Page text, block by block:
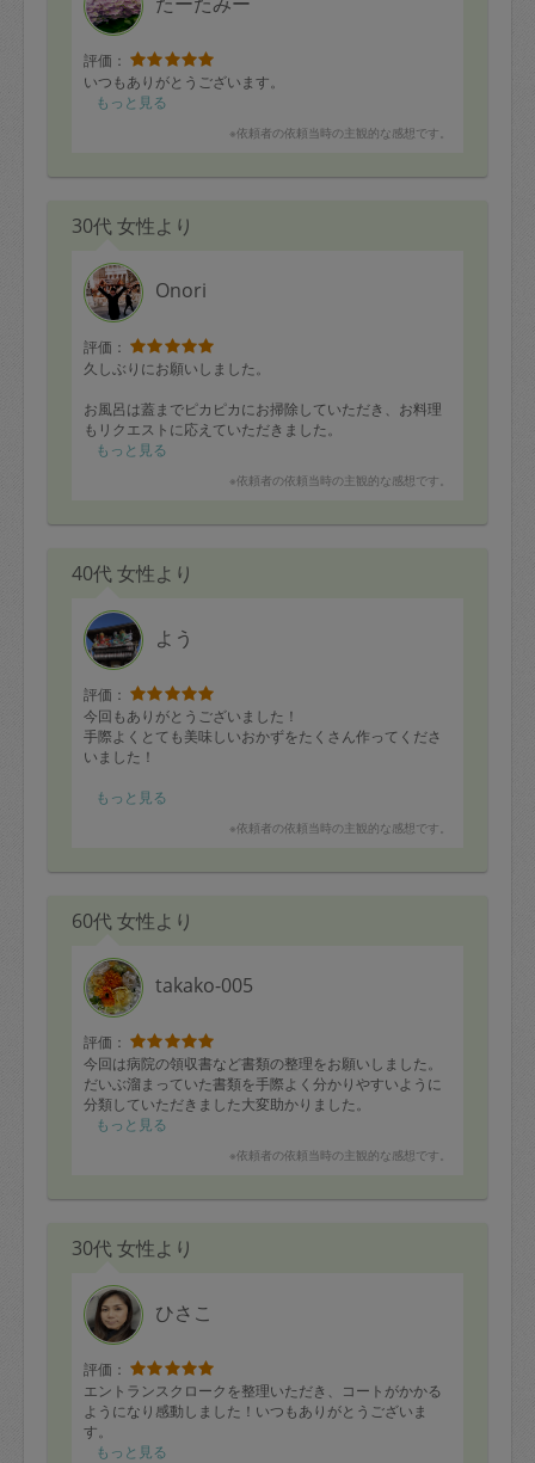
評価：
いつもありがとうございます。
もっと見る
※依頼者の依頼当時の主観的な感想です。
30代 女性より
Onori
評価：
久しぶりにお願いしました。
お風呂は蓋までピカピカにお掃除していただき、お料理
もリクエストに応えていただきました。
一歳児が喜ぶメニューをたくさん作って頂きましてあり
もっと見る
※依頼者の依頼当時の主観的な感想です。
40代 女性より
よう
評価：
今回もありがとうございました！
手際よくとても美味しいおかずをたくさん作ってくださ
いました！
またどうぞよろしくお願いいたします！
もっと見る
※依頼者の依頼当時の主観的な感想です。
60代 女性より
takako-005
評価：
今回は病院の領収書など書類の整理をお願いしました。
だいぶ溜まっていた書類を手際よく分かりやすいように
分類していただきました大変助かりました。
もっと見る
※依頼者の依頼当時の主観的な感想です。
30代 女性より
ひさこ
評価：
エントランスクロークを整理いただき、コートがかかる
ようになり感動しました！いつもありがとうございま
す。
もっと見る